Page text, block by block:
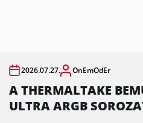
2026.07.27. OnEmOdEr
A THERMALTAKE
ULTRA ARGB